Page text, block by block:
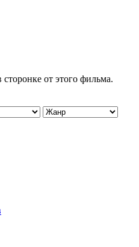
от этого фильма.